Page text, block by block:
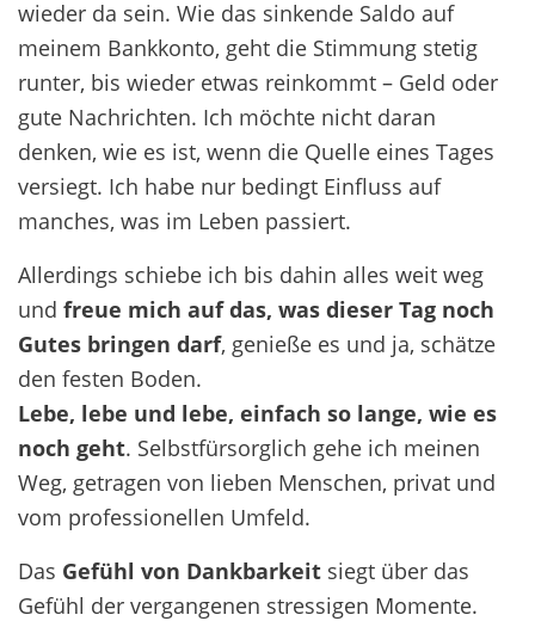
wieder da sein. Wie das sinkende Saldo auf
meinem Bankkonto, geht die Stimmung stetig
runter, bis wieder etwas reinkommt – Geld oder
gute Nachrichten. Ich möchte nicht daran
denken, wie es ist, wenn die Quelle eines Tages
versiegt. Ich habe nur bedingt Einfluss auf
manches, was im Leben passiert.
Allerdings schiebe ich bis dahin alles weit weg
und freue mich auf das, was dieser Tag noch
Gutes bringen darf, genieße es und ja, schätze
den festen Boden.
Lebe, lebe und lebe, einfach so lange, wie es
noch geht. Selbstfürsorglich gehe ich meinen
Weg, getragen von lieben Menschen, privat und
vom professionellen Umfeld.
Das Gefühl von Dankbarkeit siegt über das
Gefühl der vergangenen stressigen Momente.